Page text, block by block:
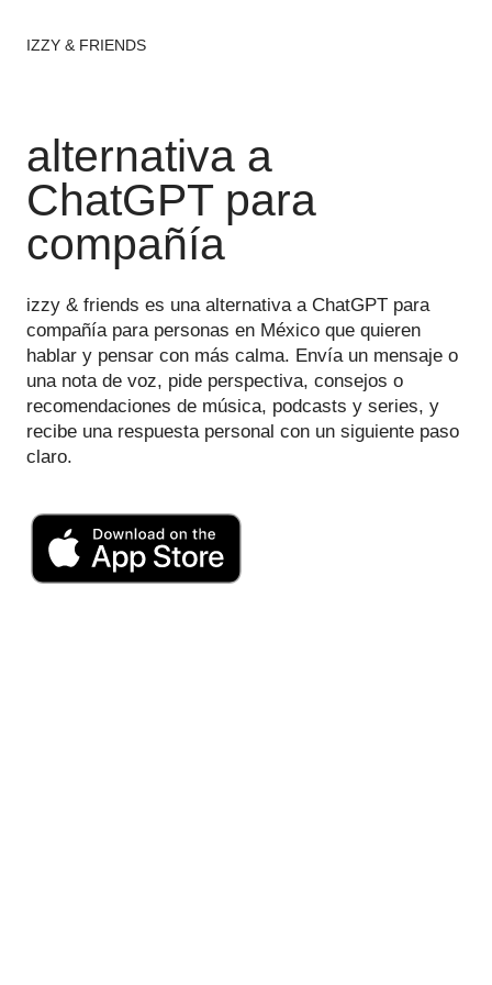
IZZY & FRIENDS
alternativa a
ChatGPT para
compañía
izzy & friends es una alternativa a ChatGPT para
compañía para personas en México que quieren
hablar y pensar con más calma. Envía un mensaje o
una nota de voz, pide perspectiva, consejos o
recomendaciones de música, podcasts y series, y
recibe una respuesta personal con un siguiente paso
claro.